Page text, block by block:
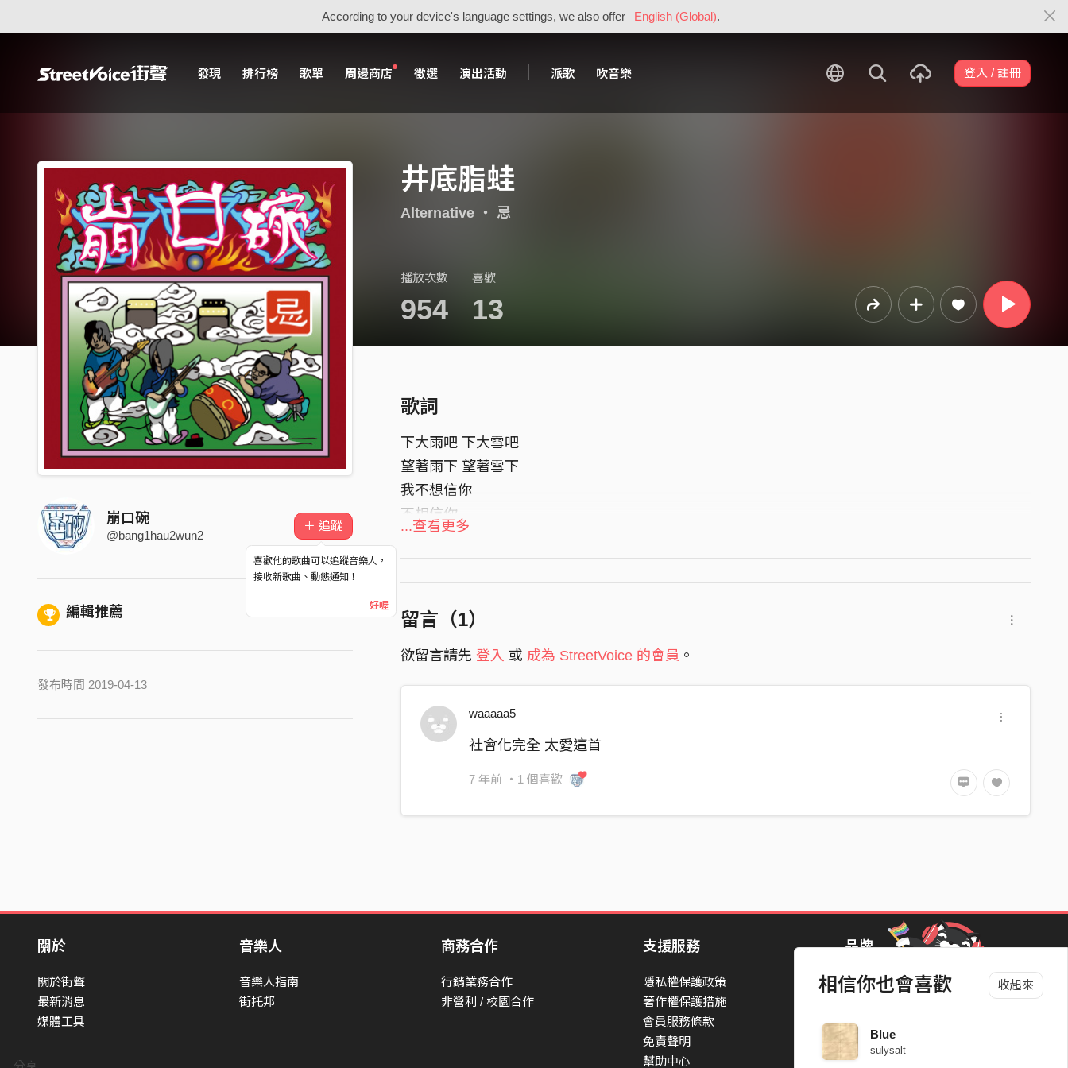
According to your device's language settings, we also offer English (Global).
發現 排行榜 歌單 周邊商店 徵選 演出活動 派歌 吹音樂 登入 / 註冊
相信你也會喜歡 收起來
Blue
sulysalt
井底脂蛙
Alternative・ 忌
播放次數
954
喜歡
13
崩口碗
@bang1hau2wun2
＋ 追蹤
喜歡他的歌曲可以追蹤音樂人，
接收新歌曲、動態通知！
好喔
編輯推薦
發布時間 2019-04-13
歌詞
下大雨吧 下大雪吧
望著雨下 望著雪下
我不想信你
不相信你
你脂肪的臭味
事事變滑 字字變滑
你刪改雋永
你公式得刺鼻
飛不起妄想遁地
往左往右全是顧忌
望著雨下（望著雪下）
...查看更多
留言（1）
欲留言請先 登入 或 成為 StreetVoice 的會員 。
waaaaa5
社會化完全 太愛這首
7 年前 ・1 個喜歡
關於
關於街聲
最新消息
媒體工具
音樂人
音樂人指南
街托邦
商務合作
行銷業務合作
非營利 / 校園合作
支援服務
隱私權保護政策
著作權保護措施
會員服務條款
免責聲明
幫助中心
品牌
StreetVoice Awards 街聲音樂獎
Blow 吹音樂
Packer 派歌
SimpleLife 簡單生活節